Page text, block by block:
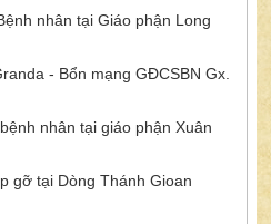
nhân tại Giáo phận Long
- Bổn mạng GĐCSBN Gx.
nhân tại giáo phận Xuân
gỡ tại Dòng Thánh Gioan